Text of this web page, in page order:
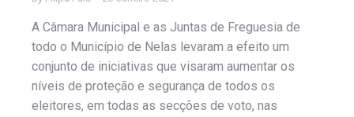
A Câmara Municipal e as Juntas de Freguesia de
todo o Município de Nelas levaram a efeito um
conjunto de iniciativas que visaram aumentar os
níveis de proteção e segurança de todos os
eleitores, em todas as secções de voto, nas